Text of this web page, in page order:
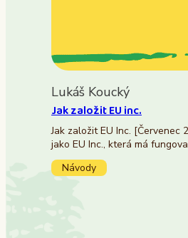
Lukáš Koucký
Jak založit EU inc.
Jak založit EU Inc.
jako EU Inc., která má
Návody